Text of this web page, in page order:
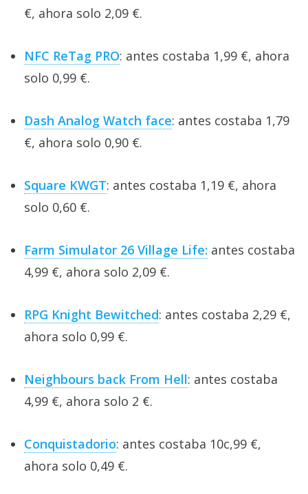
€, ahora solo 2,09 €.
NFC ReTag PRO: antes costaba 1,99 €, ahora
solo 0,99 €.
Dash Analog Watch face: antes costaba 1,79
€, ahora solo 0,90 €.
Square KWGT: antes costaba 1,19 €, ahora
solo 0,60 €.
Farm Simulator 26 Village Life: antes costaba
4,99 €, ahora solo 2,09 €.
RPG Knight Bewitched: antes costaba 2,29 €,
ahora solo 0,99 €.
Neighbours back From Hell: antes costaba
4,99 €, ahora solo 2 €.
Conquistadorio: antes costaba 10c,99 €,
ahora solo 0,49 €.